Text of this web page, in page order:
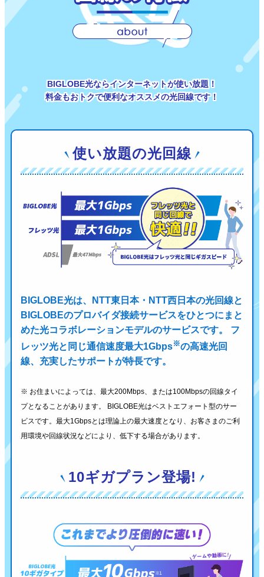
BIGLOBE光ならインターネットが使い放題！
料金もおトクで便利なオススメの光回線です！
使い放題の光回線
BIGLOBE光は、NTT東日本・NTT西日本の光回線と
BIGLOBEのプロバイダ接続サービスをひとつにまと
めた光コラボレーションモデルのサービスです。
フ
レッツ光と同じ通信速度最大1Gbps※の高速光回
線、充実したサポートが特長です。
※ お住まいによっては、最大200Mbps、または100Mbpsの回線タイ
プとなることがあります。
BIGLOBE光はベストエフォート型のサー
ビスです。最大1Gbpsとは理論上の最大速度となり、 お客さまのご利
用環境や回線状況などにより、低下する場合があります。
10ギガプラン登場!